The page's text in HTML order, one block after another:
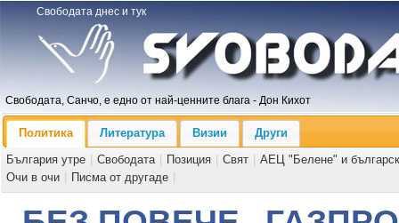
Свободата днес и тук
Свободата, Санчо, е едно от най-ценните блага - Дон Кихот
Политика Литература Визии
Други
България утре
Свободата Позиция Свят
АЕЦ "Белене" и
Очи в очи
Писма от другаде